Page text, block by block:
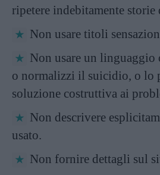
ripetere indebitamente
Non usare titoli
Non usare un linguaggio
o normalizzi il suicidio, o lo
soluzione costruttiva ai
Non descrivere
usato.
Non fornire dettagli sul